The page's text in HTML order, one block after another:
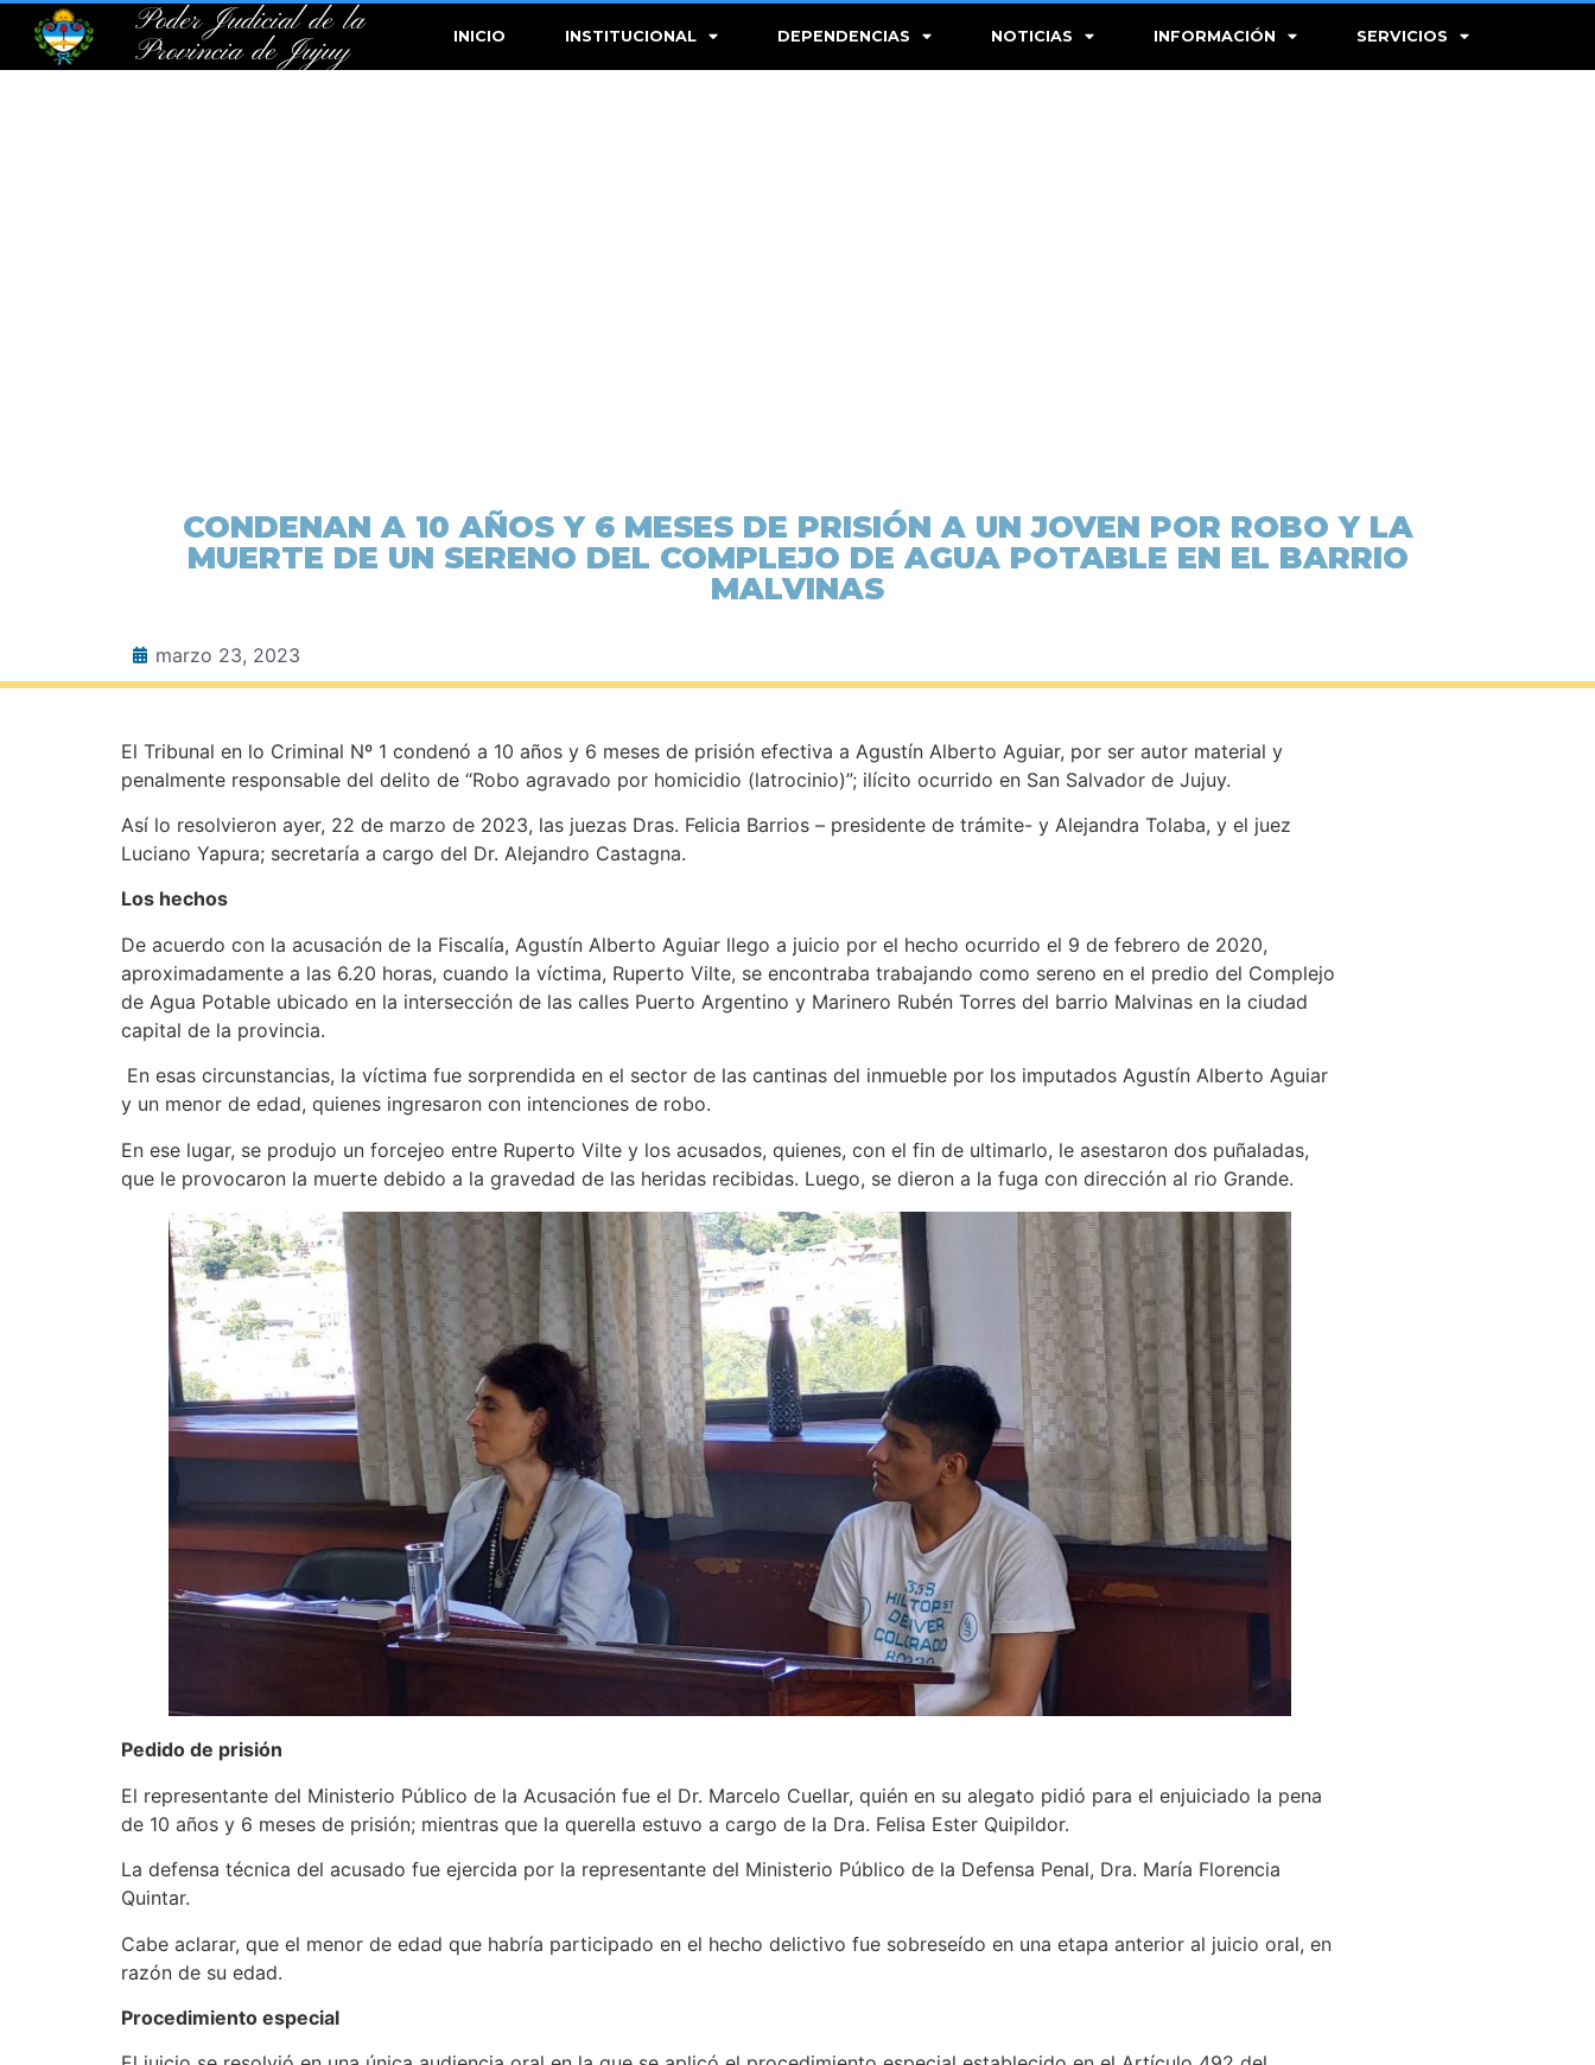
Poder Judicial de la
Provincia de Jujuy
INICIO INSTITUCIONAL DEPENDENCIAS NOTICIAS INFORMACIÓN SERVICIOS
CONDENAN A 10 AÑOS Y 6 MESES DE PRISIÓN A UN JOVEN POR ROBO Y LA
MUERTE DE UN SERENO DEL COMPLEJO DE AGUA POTABLE EN EL BARRIO
MALVINAS
marzo 23, 2023
El Tribunal en lo Criminal Nº 1 condenó a 10 años y 6 meses de prisión efectiva a Agustín Alberto Aguiar, por ser autor material y
penalmente responsable del delito de “Robo agravado por homicidio (latrocinio)”; ilícito ocurrido en San Salvador de Jujuy.
Así lo resolvieron ayer, 22 de marzo de 2023, las juezas Dras. Felicia Barrios – presidente de trámite- y Alejandra Tolaba, y el juez
Luciano Yapura; secretaría a cargo del Dr. Alejandro Castagna.
Los hechos
De acuerdo con la acusación de la Fiscalía, Agustín Alberto Aguiar llego a juicio por el hecho ocurrido el 9 de febrero de 2020,
aproximadamente a las 6.20 horas, cuando la víctima, Ruperto Vilte, se encontraba trabajando como sereno en el predio del Complejo
de Agua Potable ubicado en la intersección de las calles Puerto Argentino y Marinero Rubén Torres del barrio Malvinas en la ciudad
capital de la provincia.
En esas circunstancias, la víctima fue sorprendida en el sector de las cantinas del inmueble por los imputados Agustín Alberto Aguiar
y un menor de edad, quienes ingresaron con intenciones de robo.
En ese lugar, se produjo un forcejeo entre Ruperto Vilte y los acusados, quienes, con el fin de ultimarlo, le asestaron dos puñaladas,
que le provocaron la muerte debido a la gravedad de las heridas recibidas. Luego, se dieron a la fuga con dirección al rio Grande.
Pedido de prisión
El representante del Ministerio Público de la Acusación fue el Dr. Marcelo Cuellar, quién en su alegato pidió para el enjuiciado la pena
de 10 años y 6 meses de prisión; mientras que la querella estuvo a cargo de la Dra. Felisa Ester Quipildor.
La defensa técnica del acusado fue ejercida por la representante del Ministerio Público de la Defensa Penal, Dra. María Florencia
Quintar.
Cabe aclarar, que el menor de edad que habría participado en el hecho delictivo fue sobreseído en una etapa anterior al juicio oral, en
razón de su edad.
Procedimiento especial